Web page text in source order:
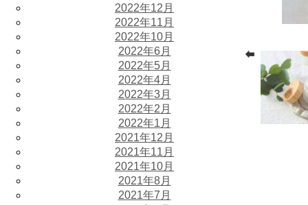
2022年12月
2022年11月
2022年10月
2022年6月
2022年5月
2022年4月
2022年3月
2022年2月
2022年1月
2021年12月
2021年11月
2021年10月
2021年8月
2021年7月